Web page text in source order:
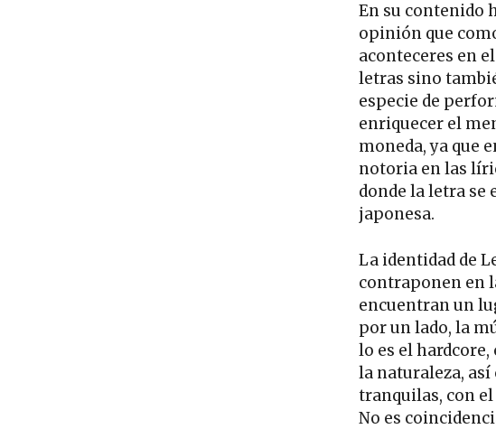
En su contenido
opinión que
aconteceres en
letras sino
especie de
enriquecer el
moneda, ya que
notoria en las
donde la letra se
japonesa.
La identidad de
contraponen en
encuentran un
por un lado, la
lo es el
la naturaleza,
tranquilas, con
No es